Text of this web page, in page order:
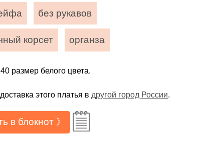
без рукавов
корсет органза
размер белого цвета.
этого платья в другой город России.
в блокнот 》